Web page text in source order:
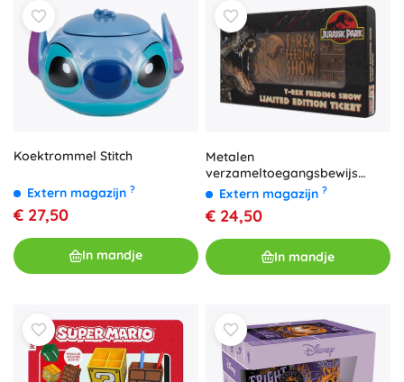
Koektrommel Stitch
Extern magazijn ?
€ 27,50
In mandje
Metalen
verzameltoegangsbewijs
JURASSIC PARK
Extern magazijn ?
€ 24,50
In mandje